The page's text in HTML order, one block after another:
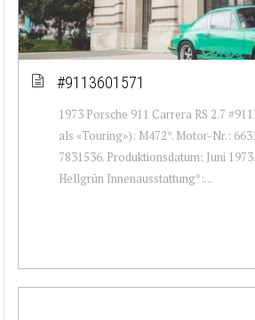
#9113601571
1973 Porsche 911 Carrera RS 2.7
als «Touring»): M472*. Motor-Nr.:
7831536. Produktionsdatum: Juni
Hellgrün Innenausstattung*:...